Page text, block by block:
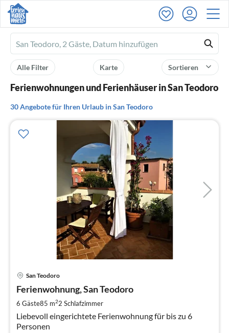
Ferienhausmiete
logo
Sortieren
Karte
Alle Filter
Ferienwohnungen und Ferienhäuser in San Teodoro
30 Angebote für Ihren Urlaub in San Teodoro
San Teodoro
Ferienwohnung, San Teodoro
6 Gäste85 m22 Schlafzimmer
Liebevoll eingerichtete Ferienwohnung für bis zu 6
Personen